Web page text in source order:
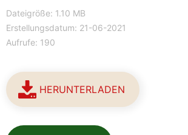
Dateigröße: 1.10 MB
Erstellungsdatum: 21-06-2021
Aufrufe: 190
HERUNTERLADEN